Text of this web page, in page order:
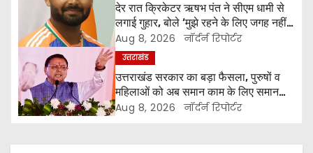
g
a
t
देर रात क्रिकेटर ऋषभ पंत ने सीएम धामी से
लगाई गुहार, बोले ‘मुझे रहने के लिए जगह नहीं
मिल रही’
Aug 8, 2026 नॉर्दर्न रिपोर्टर
उत्तराखंड
उत्तराखंड सरकार का बड़ा फैसला, पुरुषों व
महिलाओं को अब समान काम के लिए समान
वेतन
Aug 8, 2026 नॉर्दर्न रिपोर्टर